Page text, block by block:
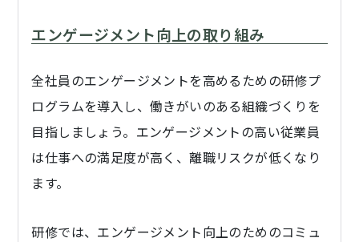
エンゲージメント向上の取り組み
全社員のエンゲージメントを高めるための研修プ
ログラムを導入し、働きがいのある組織づくりを
目指しましょう。エンゲージメントの高い従業員
は仕事への満足度が高く、離職リスクが低くなり
ます。
研修では、エンゲージメント向上のためのコミュ